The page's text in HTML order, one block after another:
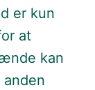
er kun
at
kan
anden